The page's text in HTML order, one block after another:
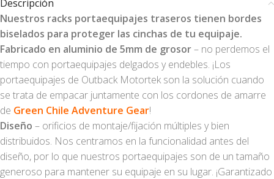
Descripción
Nuestros racks portaequipajes traseros tienen bordes
biselados para proteger las cinchas de tu equipaje.
Fabricado en aluminio de 5mm de grosor– no perdemos el
tiempo con portaequipajes delgados y endebles. ¡Los
portaequipajes de Outback Motortek son la solución cuando
se trata de empacar juntamente con los cordones de amarre
de Green Chile Adventure Gear!
Diseño – orificios de montaje/fijación múltiples y bien
distribuidos. Nos centramos en la funcionalidad antes del
diseño, por lo que nuestros portaequipajes son de un tamaño
generoso para mantener su equipaje en su lugar. ¡Garantizado